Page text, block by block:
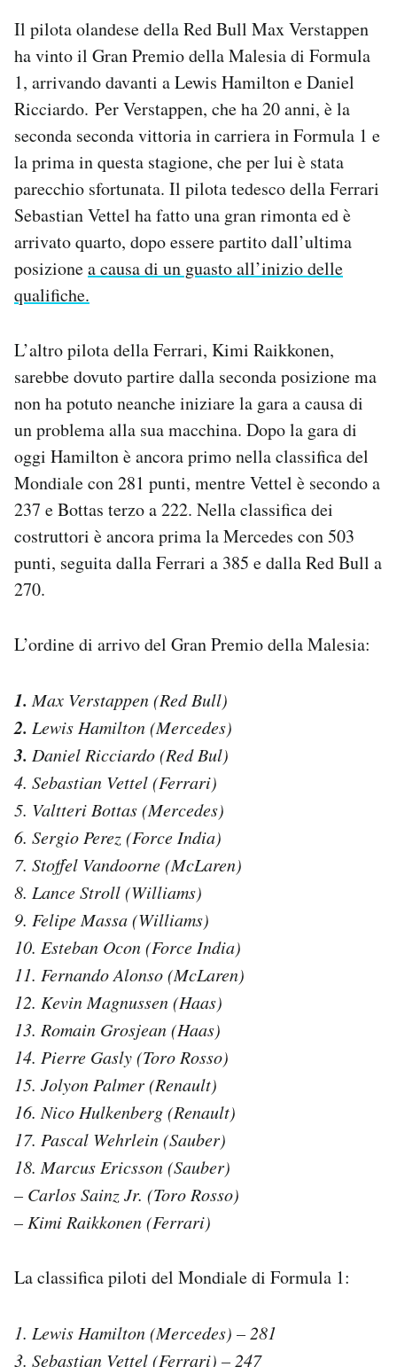
CALENDARIO
AREA PERSONALE
Area Personale
Newsletter
Notifiche mobile
Regala il Post
Hai bisogno di aiuto?
Il pilota olandese della Red Bull Max Verstappen
ha vinto il Gran Premio della Malesia di Formula
1, arrivando davanti a Lewis Hamilton e Daniel
Ricciardo. Per Verstappen, che ha 20 anni, è la
seconda seconda vittoria in carriera in Formula 1 e
la prima in questa stagione, che per lui è stata
parecchio sfortunata. Il pilota tedesco della Ferrari
Sebastian Vettel ha fatto una gran rimonta ed è
arrivato quarto, dopo essere partito dall’ultima
posizionea causa di un guasto all’inizio delle
qualifiche.
L’altro pilota della Ferrari, Kimi Raikkonen,
sarebbe dovuto partire dalla seconda posizione ma
non ha potuto neanche iniziare la gara a causa di
un problema alla sua macchina. Dopo la gara di
oggi Hamilton è ancora primo nella classifica del
Mondiale con 281 punti, mentre Vettel è secondo a
237 e Bottas terzo a 222. Nella classifica dei
costruttori è ancora prima la Mercedes con 503
punti, seguita dalla Ferrari a 385 e dalla Red Bull a
270.
L’ordine di arrivo del Gran Premio della Malesia:
1. Max Verstappen (Red Bull)
2. Lewis Hamilton (Mercedes)
3. Daniel Ricciardo (Red Bul)
4. Sebastian Vettel (Ferrari)
5. Valtteri Bottas (Mercedes)
6. Sergio Perez (Force India)
7. Stoffel Vandoorne (McLaren)
8. Lance Stroll (Williams)
9. Felipe Massa (Williams)
10. Esteban Ocon (Force India)
11. Fernando Alonso (McLaren)
12. Kevin Magnussen (Haas)
13. Romain Grosjean (Haas)
14. Pierre Gasly (Toro Rosso)
15. Jolyon Palmer (Renault)
16. Nico Hulkenberg (Renault)
17. Pascal Wehrlein (Sauber)
18. Marcus Ericsson (Sauber)
– Carlos Sainz Jr. (Toro Rosso)
– Kimi Raikkonen (Ferrari)
La classifica piloti del Mondiale di Formula 1:
1. Lewis Hamilton (Mercedes) – 281
3. Sebastian Vettel (Ferrari) – 247